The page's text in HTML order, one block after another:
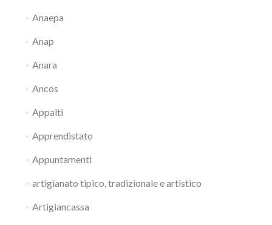
Anaepa
Anap
Anara
Ancos
Appalti
Apprendistato
Appuntamenti
artigianato tipico, tradizionale e artistico
Artigiancassa